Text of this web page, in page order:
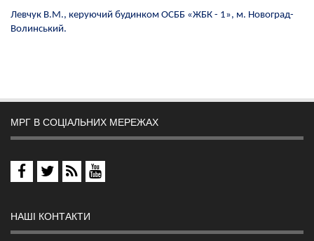
Левчук В.М., керуючий будинком ОСББ «ЖБК - 1», м. Новоград-
Волинський.
МРГ В СОЦІАЛЬНИХ МЕРЕЖАХ
НАШІ КОНТАКТИ